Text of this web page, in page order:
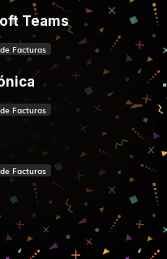
Teams
Facturas
Facturas
Facturas